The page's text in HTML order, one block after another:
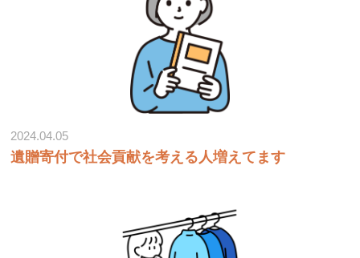
2024.04.05
遺贈寄付で社会貢献を考える人増えてます